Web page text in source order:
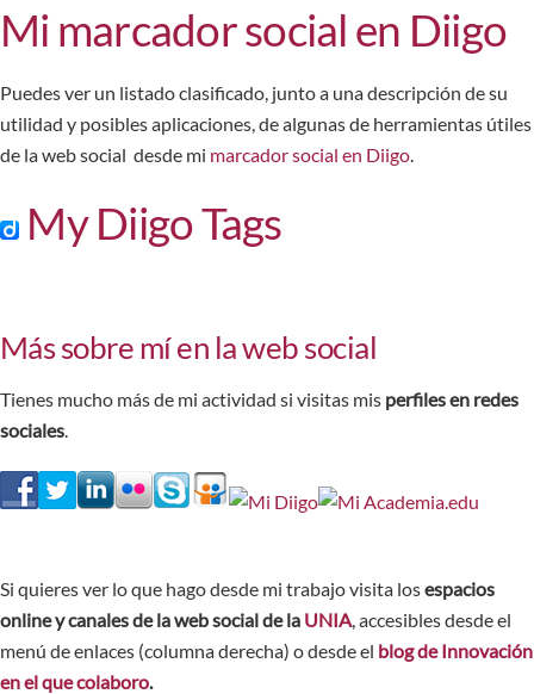
Mi marcador social en Diigo
Puedes ver un listado clasificado, junto a una descripción de su
utilidad y posibles aplicaciones, de algunas de herramientas útiles
de la web social desde mi marcador social en Diigo.
My Diigo Tags
Más sobre mí en la web social
Tienes mucho más de mi actividad si visitas mis perfiles en redes
sociales.
Si quieres ver lo que hago desde mi trabajo visita losespacios
online y canales de la web social de la UNIA , accesibles desde el
menú de enlaces (columna derecha) o desde el blog de Innovación
en el que colaboro.